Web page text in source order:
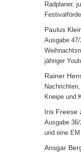
Radplaner,
Paulus
Ausgabe
jähriger
Rainer
Kneipe und
Iris Freese
Ausgabe
und eine EM
Ansgar